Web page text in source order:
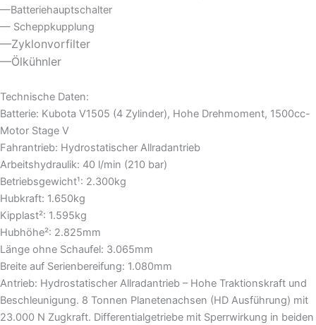
—Batteriehauptschalter
— Scheppkupplung
—Zyklonvorfilter
—Ölkühnler
Technische Daten:
Batterie: Kubota V1505 (4 Zylinder), Hohe Drehmoment, 1500cc-
Motor Stage V
Fahrantrieb: Hydrostatischer Allradantrieb
Arbeitshydraulik: 40 l/min (210 bar)
Betriebsgewicht¹: 2.300kg
Hubkraft: 1.650kg
Kipplast²: 1.595kg
Hubhöhe²: 2.825mm
Länge ohne Schaufel: 3.065mm
Breite auf Serienbereifung: 1.080mm
Antrieb: Hydrostatischer Allradantrieb – Hohe Traktionskraft und
Beschleunigung. 8 Tonnen Planetenachsen (HD Ausführung) mit
23.000 N Zugkraft. Differentialgetriebe mit Sperrwirkung in beiden